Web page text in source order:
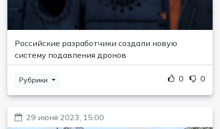
Российские разработчики создали новую
систему подавления дронов
Рубрики 0 0
29 июня 2023, 15:00